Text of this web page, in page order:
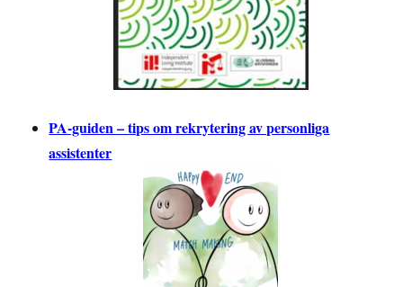
PA-guiden – tips om rekrytering av personliga
assistenter